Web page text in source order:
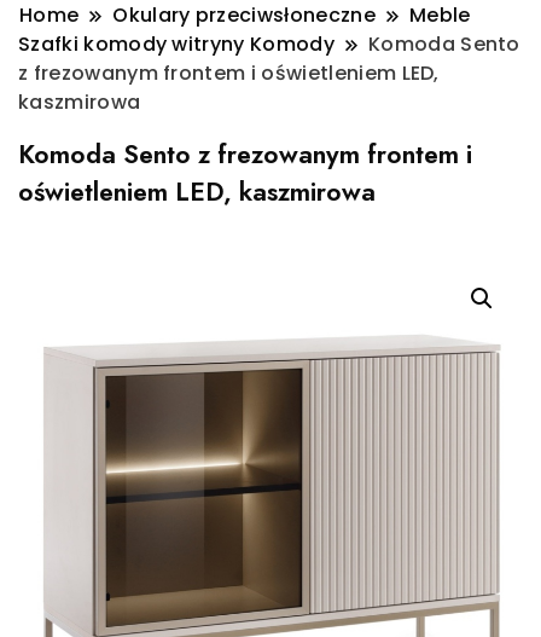
Home Okulary przeciwsłoneczne
Meble
Szafki komody witryny Komody
Komoda Sento
z frezowanym frontem i oświetleniem LED,
kaszmirowa
Komoda Sento z frezowanym frontem i
oświetleniem LED, kaszmirowa